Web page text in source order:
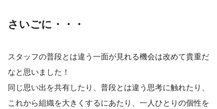
さいごに・・・
スタッフの普段とは違う一面が見れる機会は改めて貴重だ
なと思いました！
同じ思い出を共有したり、普段とは違う思考に触れたり、
これから組織を大きくするにあたり、一人ひとりの個性を